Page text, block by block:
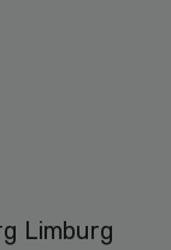
Limburg